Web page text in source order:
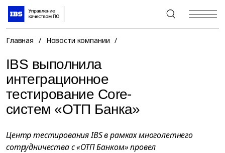
+7 (495) 967-80-80
Главная / Новости компании /
IBS выполнила
интеграционное
тестирование Core-
систем «ОТП Банка»
Центр тестирования IBS в рамках многолетнего
сотрудничества с «ОТП Банком» провел